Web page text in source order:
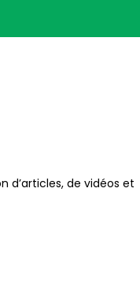
d’articles, de vidéos et